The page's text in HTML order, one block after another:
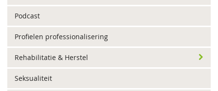
Podcast
Profielen professionalisering
Rehabilitatie & Herstel
Seksualiteit